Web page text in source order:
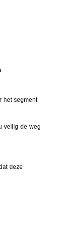
het segment
veilig de weg
deze